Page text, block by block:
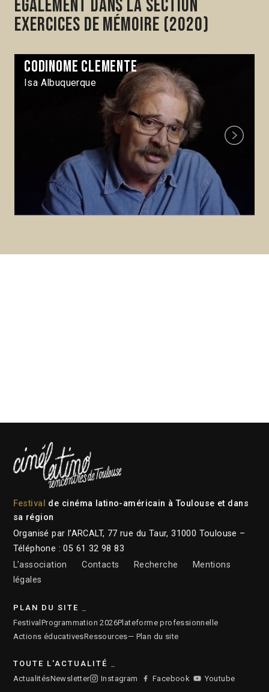
Également dans la section
Exercices de mémoire (2020)
Codinome Clemente
Isa Albuquerque
Next
Festival de cinéma latino-américain à Toulouse et dans
sa région
Organisé par l’ARCALT, 77 rue du Taur, 31000 Toulouse –
Téléphone : 05 61 32 98 83
L’association
Contacts Recherche
Mentions
légales
PLAN DU SITE
Festival Programmation 2026Plateforme professionnelle
Actions éducativesRessources— Plan du site
TOUTE L'ACTUALITÉ
ActualitésNewsletter Instagram Facebook Youtube